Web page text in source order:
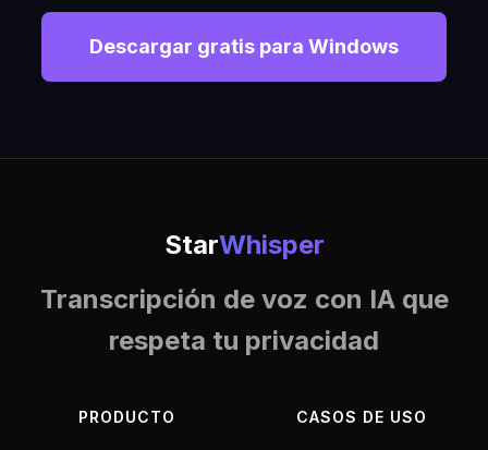
Descargar gratis para Windows
StarWhisper
Transcripción de voz con IA que
respeta tu privacidad
PRODUCTO CASOS DE USO